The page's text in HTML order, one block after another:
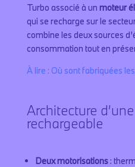
Turbo associé à un moteur
qui se recharge sur le
combine les deux sources
consommation tout en
À lire : Où sont fabriquées
Architecture
rechargeable
Deux motorisations: